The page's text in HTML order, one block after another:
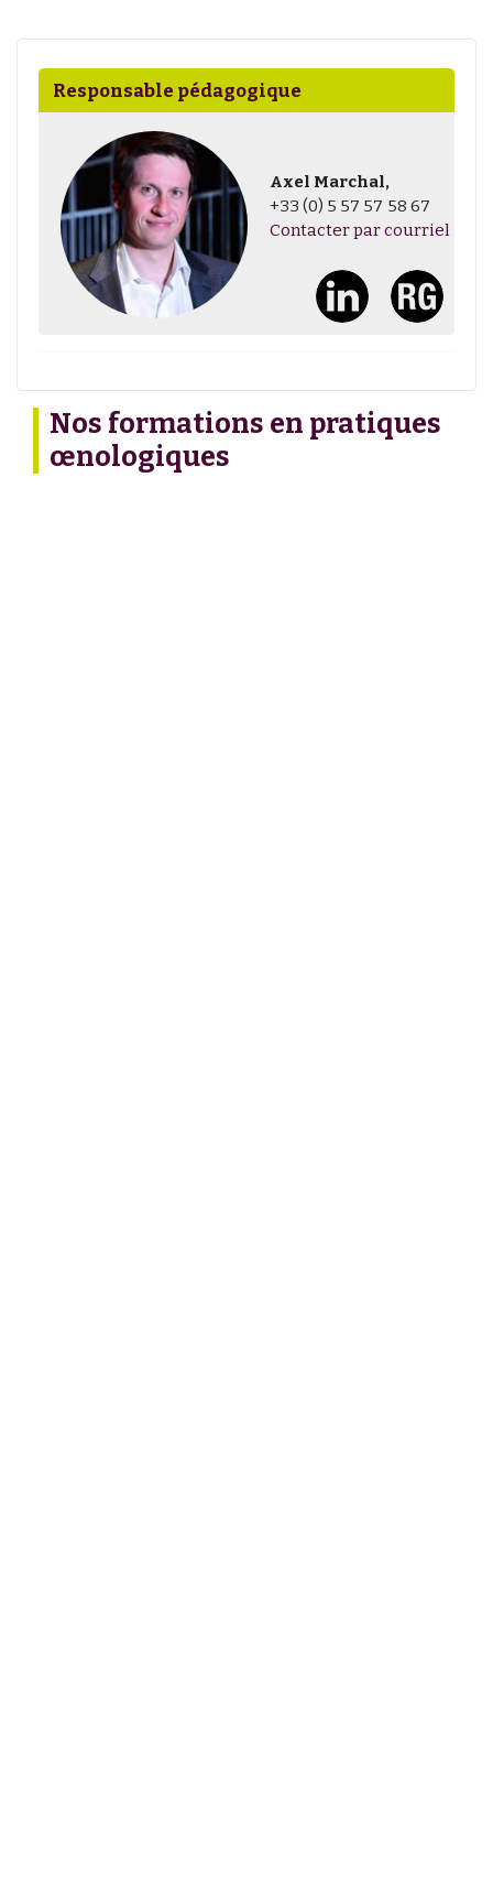
Responsable pédagogique
Axel Marchal,
+33 (0) 5 57 57 58 67
Contacter par courriel
Nos formations en pratiques
œnologiques